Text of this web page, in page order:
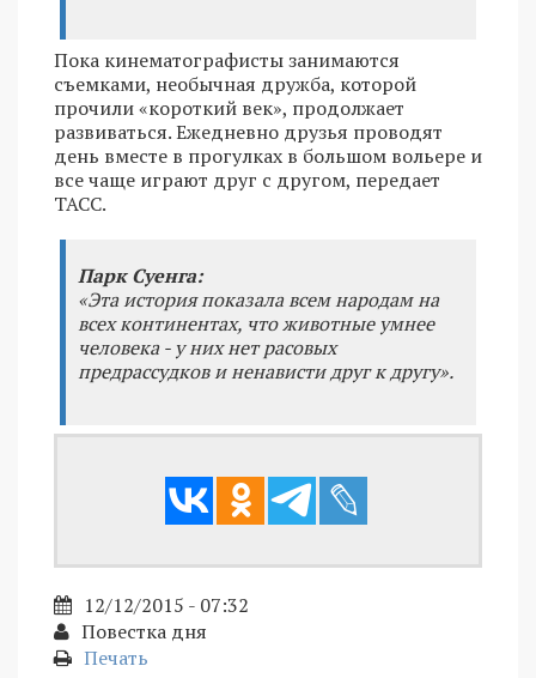
Пока кинематографисты занимаются
съемками, необычная дружба, которой
прочили «короткий век», продолжает
развиваться. Ежедневно друзья проводят
день вместе в прогулках в большом вольере и
все чаще играют друг с другом, передает
ТАСС.
Парк Суенга:
«Эта история показала всем народам на
всех континентах, что животные умнее
человека - у них нет расовых
предрассудков и ненависти друг к другу».
12/12/2015 - 07:32
Повестка дня
Печать